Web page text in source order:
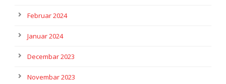
Februar 2024
Januar 2024
Decembar 2023
Novembar 2023